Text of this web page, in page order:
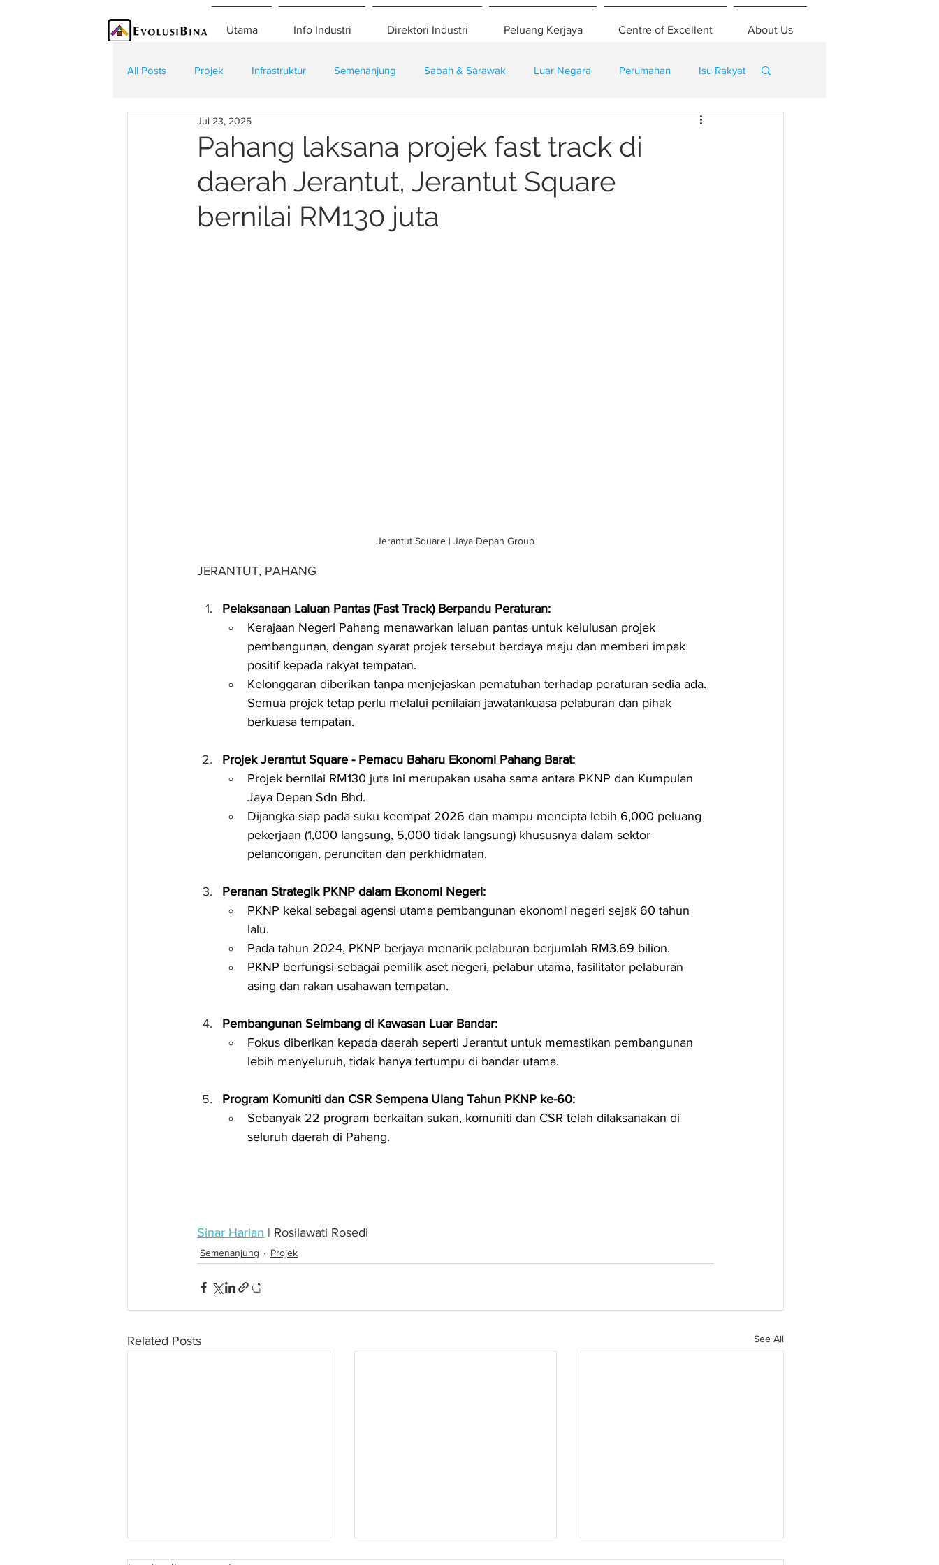
Utama Info Industri Direktori Industri Peluang Kerjaya Centre of Excellent About Us
All Posts Projek Infrastruktur Semenanjung Sabah & Sarawak Luar Negara Perumahan Isu Rakyat
Teknologi Kontraktor
Pahang laksana projek fast track di
daerah Jerantut, Jerantut Square
bernilai RM130 juta
Jul 23, 2025
Jerantut Square | Jaya Depan Group
JERANTUT, PAHANG
Pelaksanaan Laluan Pantas (Fast Track) Berpandu Peraturan:
Kerajaan Negeri Pahang menawarkan laluan pantas untuk kelulusan projek
pembangunan, dengan syarat projek tersebut berdaya maju dan memberi impak
positif kepada rakyat tempatan.
Kelonggaran diberikan tanpa menjejaskan pematuhan terhadap peraturan sedia ada.
Semua projek tetap perlu melalui penilaian jawatankuasa pelaburan dan pihak
berkuasa tempatan.
Projek Jerantut Square - Pemacu Baharu Ekonomi Pahang Barat:
Projek bernilai RM130 juta ini merupakan usaha sama antara PKNP dan Kumpulan
Jaya Depan Sdn Bhd.
Dijangka siap pada suku keempat 2026 dan mampu mencipta lebih 6,000 peluang
pekerjaan (1,000 langsung, 5,000 tidak langsung) khususnya dalam sektor
pelancongan, peruncitan dan perkhidmatan.
Peranan Strategik PKNP dalam Ekonomi Negeri:
PKNP kekal sebagai agensi utama pembangunan ekonomi negeri sejak 60 tahun
lalu.
Pada tahun 2024, PKNP berjaya menarik pelaburan berjumlah RM3.69 bilion.
PKNP berfungsi sebagai pemilik aset negeri, pelabur utama, fasilitator pelaburan
asing dan rakan usahawan tempatan.
Pembangunan Seimbang di Kawasan Luar Bandar:
Fokus diberikan kepada daerah seperti Jerantut untuk memastikan pembangunan
lebih menyeluruh, tidak hanya tertumpu di bandar utama.
Program Komuniti dan CSR Sempena Ulang Tahun PKNP ke-60:
Sebanyak 22 program berkaitan sukan, komuniti dan CSR telah dilaksanakan di
seluruh daerah di Pahang.
Sinar Harian | Rosilawati Rosedi
Semenanjung Projek
Related Posts See All